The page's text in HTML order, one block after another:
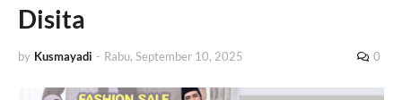
Disita
by Kusmayadi - Rabu, September 10, 2025 0